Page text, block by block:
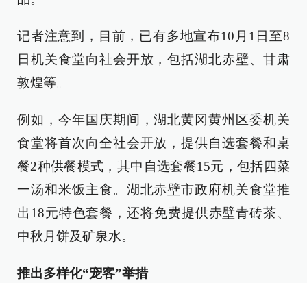
记者注意到，目前，已有多地宣布10月1日至8
日机关食堂向社会开放，包括湖北赤壁、甘肃
敦煌等。
例如，今年国庆期间，湖北黄冈黄州区委机关
食堂将首次向全社会开放，提供自选套餐和桌
餐2种供餐模式，其中自选套餐15元，包括四菜
一汤和米饭主食。湖北赤壁市政府机关食堂推
出18元特色套餐，还将免费提供赤壁青砖茶、
中秋月饼及矿泉水。
推出多样化“宠客”举措